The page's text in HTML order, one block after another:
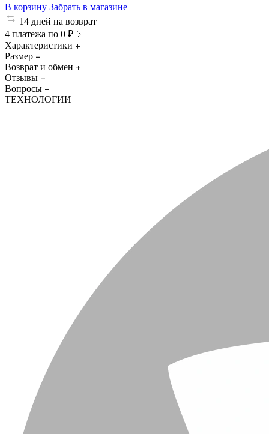
В корзину Забрать в магазине
14 дней на возврат
4 платежа по 0 ₽
Характеристики
Размер
Возврат и обмен
Отзывы
Вопросы
ТЕХНОЛОГИИ